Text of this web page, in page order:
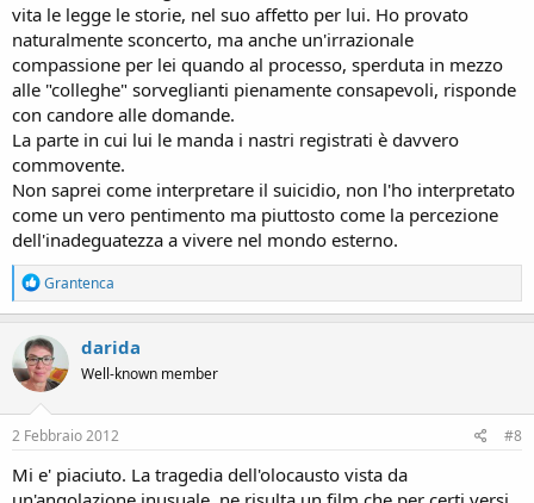
vita le legge le storie, nel suo affetto per lui. Ho provato
naturalmente sconcerto, ma anche un'irrazionale
compassione per lei quando al processo, sperduta in mezzo
alle "colleghe" sorveglianti pienamente consapevoli, risponde
con candore alle domande.
La parte in cui lui le manda i nastri registrati è davvero
commovente.
Non saprei come interpretare il suicidio, non l'ho interpretato
come un vero pentimento ma piuttosto come la percezione
dell'inadeguatezza a vivere nel mondo esterno.
R
e
a
c
t
i
o
n
s
Grantenca
darida
Well-known member
2 Febbraio 2012 #8
Mi e' piaciuto. La tragedia dell'olocausto vista da